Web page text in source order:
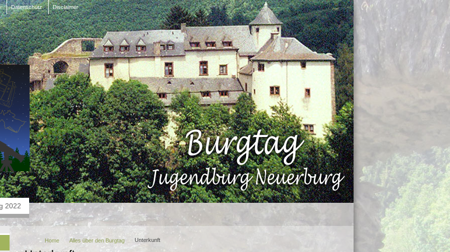
Datenschutz Disclaimer
2022
Home Alles über den Burgtag Unterkunft